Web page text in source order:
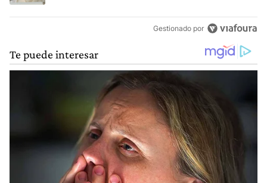
Gestionado por